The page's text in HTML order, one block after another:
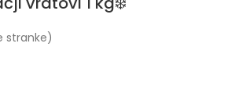
stranke)